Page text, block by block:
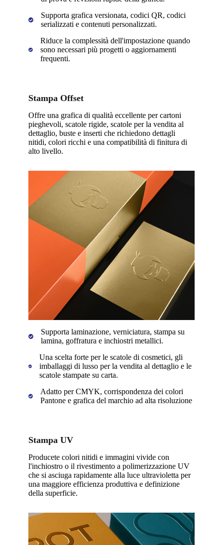
Supporta grafica versionata, codici QR, codici
serializzati e contenuti personalizzati.
Riduce la complessità dell'impostazione quando
sono necessari più progetti o aggiornamenti
frequenti.
Stampa Offset
Offre una grafica di qualità eccellente per cartoni
pieghevoli, scatole rigide, scatole per la vendita al
dettaglio, buste e inserti che richiedono dettagli
nitidi, colori ricchi e una compatibilità di finitura di
alto livello.
Supporta laminazione, verniciatura, stampa su
lamina, goffratura e inchiostri metallici.
Una scelta forte per le scatole di cosmetici, gli
imballaggi di lusso per la vendita al dettaglio e le
scatole stampate su carta.
Adatto per CMYK, corrispondenza dei colori
Pantone e grafica del marchio ad alta risoluzione
Stampa UV
Producete colori nitidi e immagini vivide con
l'inchiostro o il rivestimento a polimerizzazione UV
che si asciuga rapidamente alla luce ultravioletta per
una maggiore efficienza produttiva e definizione
della superficie.